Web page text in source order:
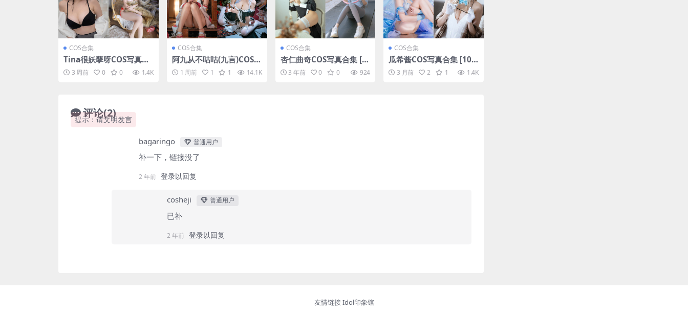
COS合集
Tina很妖孽呀COS写真合
集 [38套][持续更新]
3 周前 0 0 1.4K
COS合集
阿九从不咕咕(九言)COS写
真合集 [98套][持续更新]
1 周前 1 1 14.1K
COS合集
杏仁曲奇COS写真合集 [1
4套][持续更新]
3 年前 0 0 924
COS合集
瓜希酱COS写真合集 [109
套][持续更新]
3 月前 2 1 1.4K
评论(2)
提示：请文明发言
bagaringo 普通用户
补一下，链接没了
2 年前 登录以回复
cosheji 普通用户
已补
2 年前 登录以回复
友情链接Idol印象馆